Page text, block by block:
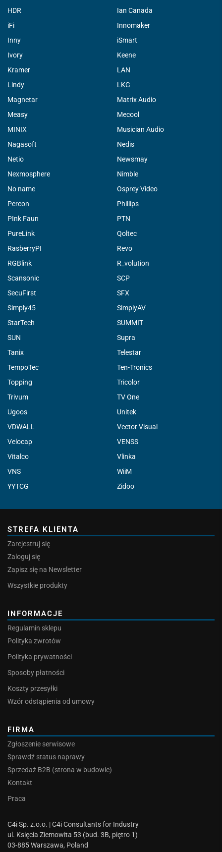
HDR
Ian Canada
iFi
Innomaker
Inny
iSmart
Ivory
Keene
Kramer
LAN
Lindy
LKG
Magnetar
Matrix Audio
Measy
Mecool
MINIX
Musician Audio
Nagasoft
Nedis
Netio
Newsmay
Nexmosphere
Nimble
No name
Osprey Video
Percon
Phillips
PInk Faun
PTN
PureLink
Qoltec
RasberryPI
Revo
RGBlink
R_volution
Scansonic
SCP
SecuFirst
SFX
Simply45
SimplyAV
StarTech
SUMMIT
SUN
Supra
Tanix
Telestar
TempoTec
Ten-Tronics
Topping
Tricolor
Trivum
TV One
Ugoos
Unitek
VDWALL
Vector Visual
Velocap
VENSS
Vitalco
Vlinka
VNS
WiiM
YYTCG
Zidoo
STREFA KLIENTA
Zarejestruj się
Zaloguj się
Zapisz się na Newsletter
Wszystkie produkty
INFORMACJE
Regulamin sklepu
Polityka zwrotów
Polityka prywatności
Sposoby płatności
Koszty przesyłki
Wzór odstąpienia od umowy
FIRMA
Zgłoszenie serwisowe
Sprawdź status naprawy
Sprzedaż B2B (strona w budowie)
Kontakt
Praca
C4i Sp. z.o.o. | C4i Consultants for Industry
ul. Księcia Ziemowita 53 (bud. 3B, piętro 1)
03-885 Warszawa, Poland